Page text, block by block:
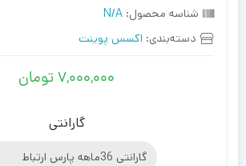
شناسه محصول: N/A
دسته‌بندی: اکسس پوینت
۷,۰۰۰,۰۰۰تومان
گارانتی